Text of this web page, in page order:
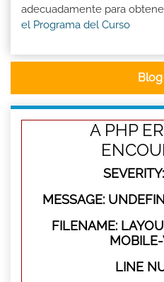
adecuadamente para
el Programa del Curso
A PHP
MESSAGE:
FILENAME:
LINE